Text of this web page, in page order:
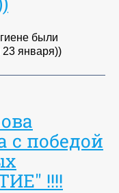
были
января))
с победой
!!!!